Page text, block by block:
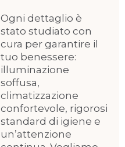
Ogni dettaglio è
stato studiato con
cura per garantire il
tuo benessere:
illuminazione
soffusa,
climatizzazione
confortevole, rigorosi
standard di igiene e
un’attenzione